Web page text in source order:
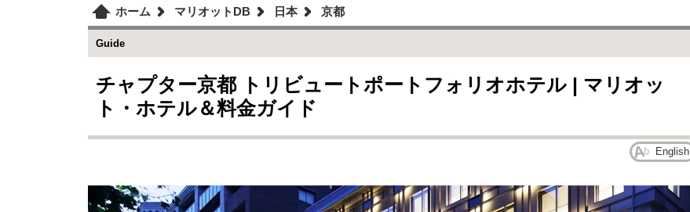
ホーム マリオットDB 日本 京都
Guide
チャプター京都 トリビュートポートフォリオホテル | マリオッ
ト・ホテル＆料金ガイド
English